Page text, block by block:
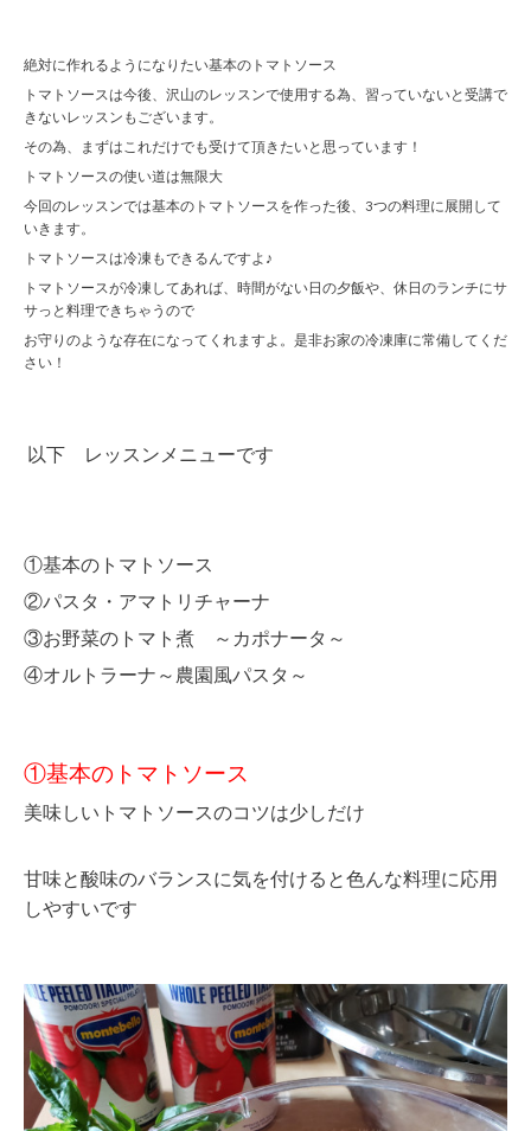
絶対に作れるようになりたい基本のトマトソース
トマトソースは今後、沢山のレッスンで使用する為、習っていないと受講で
きないレッスンもございます。
その為、まずはこれだけでも受けて頂きたいと思っています！
トマトソースの使い道は無限大
今回のレッスンでは基本のトマトソースを作った後、3つの料理に展開して
いきます。
トマトソースは冷凍もできるんですよ♪
トマトソースが冷凍してあれば、時間がない日の夕飯や、休日のランチにサ
サっと料理できちゃうので
お守りのような存在になってくれますよ。是非お家の冷凍庫に常備してくだ
さい！
以下 レッスンメニューです
①基本のトマトソース
②パスタ・アマトリチャーナ
③お野菜のトマト煮 ～カポナータ～
④オルトラーナ～農園風パスタ～
①基本のトマトソース
美味しいトマトソースのコツは少しだけ
甘味と酸味のバランスに気を付けると色んな料理に応用
しやすいです